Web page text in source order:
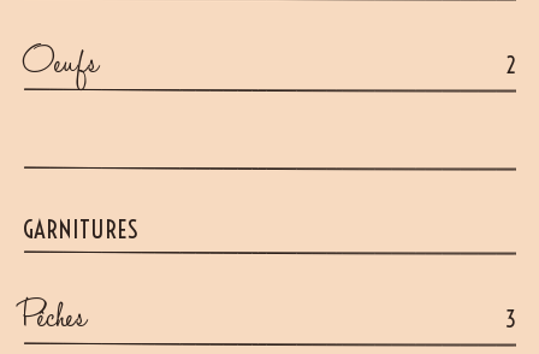
Oeufs 2
GARNITURES
Pêches 3